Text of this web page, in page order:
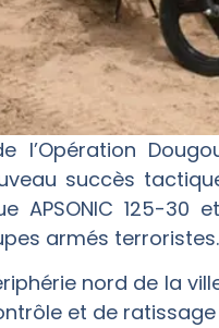
l’Opération
succès
APSONIC 125-30
armés terroristes.
nord de la
et de